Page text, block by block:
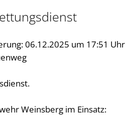
06.12.2025 um 17:51 Uhr
Weinsberg im Einsatz: